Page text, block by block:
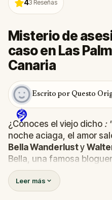
43 Reseñas
Misterio de
caso en Las
Canaria
Escrito por Questo
¿Conoces el viejo dicho :
noche aciaga, el amor
Bella Wanderlusty
Bella, una famosa
encontrada
fantasmas dirigida por el
Ahora, depende de ti
Leer más